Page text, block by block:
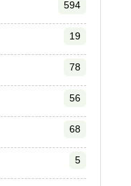
594
19
78
56
68
5